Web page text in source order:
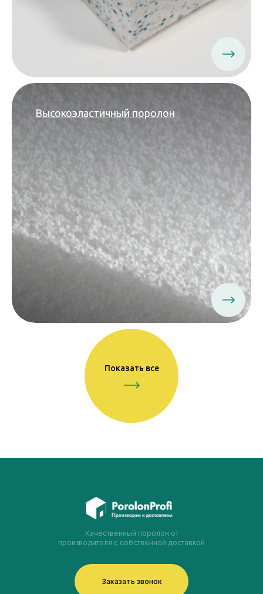
Высокоэластичный поролон
Показать все
Качественный поролон от
производителя с собственной доставкой
Заказать звонок